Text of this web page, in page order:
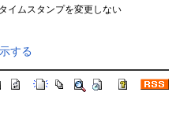
タイムスタンプを変更しない
する